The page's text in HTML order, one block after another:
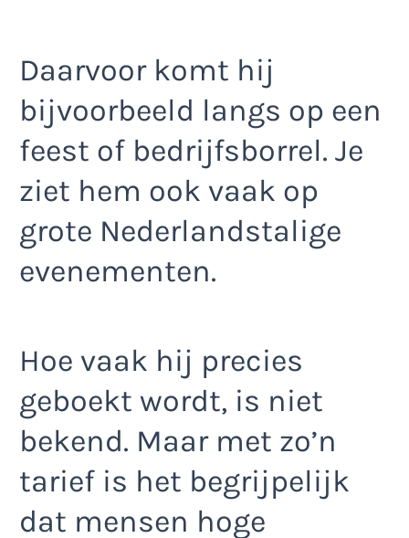
Daarvoor komt hij
bijvoorbeeld langs op een
feest of bedrijfsborrel. Je
ziet hem ook vaak op
grote Nederlandstalige
evenementen.
Hoe vaak hij precies
geboekt wordt, is niet
bekend. Maar met zo’n
tarief is het begrijpelijk
dat mensen hoge